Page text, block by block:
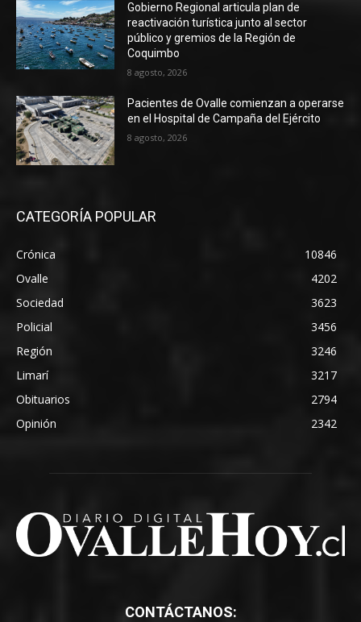
Gobierno Regional articula plan de
reactivación turística junto al sector
público y gremios de la Región de
Coquimbo
8 agosto, 2026
Pacientes de Ovalle comienzan a operarse
en el Hospital de Campaña del Ejército
8 agosto, 2026
CATEGORÍA POPULAR
Crónica
10846
Ovalle
4202
Sociedad
3623
Policial
3456
Región
3246
Limarí
3217
Obituarios
2794
Opinión
2342
CONTÁCTANOS: